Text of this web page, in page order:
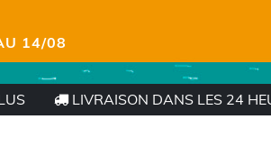
14/08
LIVRAISON DANS LES 24